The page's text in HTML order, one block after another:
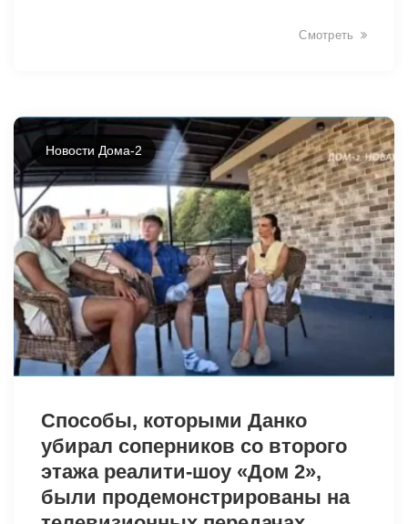
Смотреть
Новости Дома-2
Способы, которыми Данко
убирал соперников со второго
этажа реалити-шоу «Дом 2»,
были продемонстрированы на